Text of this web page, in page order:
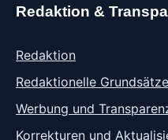
Redaktion &
Redaktion
Redaktionelle Grundsätze
Werbung und
Korrekturen und